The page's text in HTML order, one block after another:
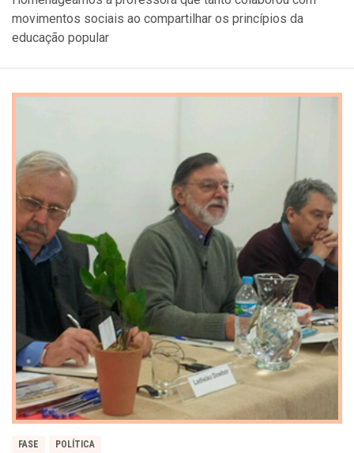
movimentos sociais ao compartilhar os princípios da
educação popular
FASE POLÍTICA